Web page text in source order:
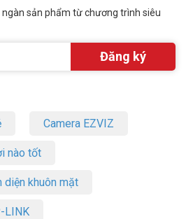
sản phẩm từ chương trình siêu
Camera EZVIZ
nào tốt
diện khuôn mặt
LINK